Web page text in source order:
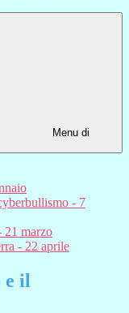
Menu di
- 7
21 marzo
- 22 aprile
e il